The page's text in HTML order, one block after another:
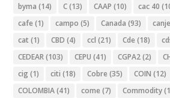
byma (14) C(13) CAAP (10) cac 40
cafe (1) campo (5) Canada (93) canje
cat (1) CBD (4) ccl (21) Cde (18)
CEDEAR(103) CEPU (41) CGPA2(2)
cig (1) citi (18) Cobre (35) COIN (12)
COLOMBIA(41) come (7) Commodity